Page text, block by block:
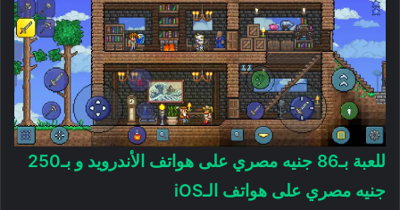
للعبة بـ86 جنيه مصري على هواتف الأندرويد و بـ250
جنيه مصري على هواتف الـiOS